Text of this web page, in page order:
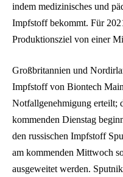
indem medizinisches und
Impfstoff bekommt. Für
Produktionsziel von einer
Großbritannien und
Impfstoff von Biontech
Notfallgenehmigung erteilt;
kommenden Dienstag
den russischen Impfstoff
am kommenden Mittwoch
ausgeweitet werden.